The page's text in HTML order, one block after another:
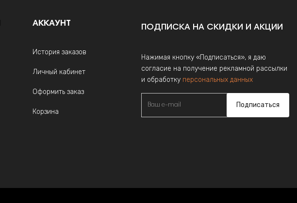
АККАУНТ
История заказов
Личный кабинет
Оформить заказ
Корзина
ПОДПИСКА НА СКИДКИ И АКЦИИ
Нажимая кнопку «Подписаться», я даю
согласие на получение рекламной рассылки
и обработку персональных данных
Подписаться